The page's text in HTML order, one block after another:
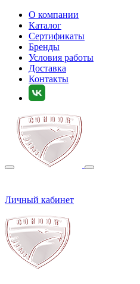
О компании
Каталог
Сертификаты
Бренды
Условия работы
Доставка
Контакты
Личный кабинет